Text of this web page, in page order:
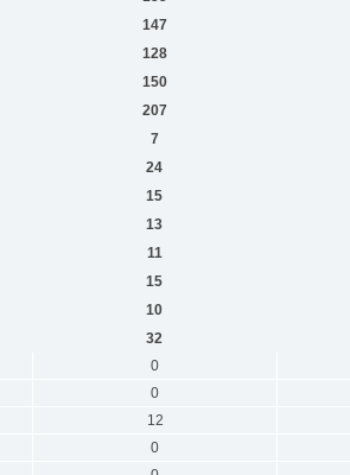
147
128
150
207
7
24
15
13
11
15
10
32
0
0
12
0